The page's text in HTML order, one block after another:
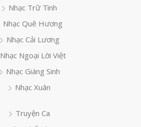
Nhạc Trữ Tình
Nhạc Quê Hương
Nhạc Cải Lương
Nhạc Ngoại Lời Việt
Nhạc Giáng Sinh
Nhạc Xuân
Truyện Ca